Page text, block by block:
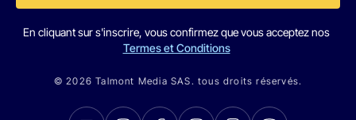
En cliquant sur s'inscrire, vous confirmez que vous acceptez nos
Termes et Conditions
© 2026 Talmont Media SAS. tous droits réservés.